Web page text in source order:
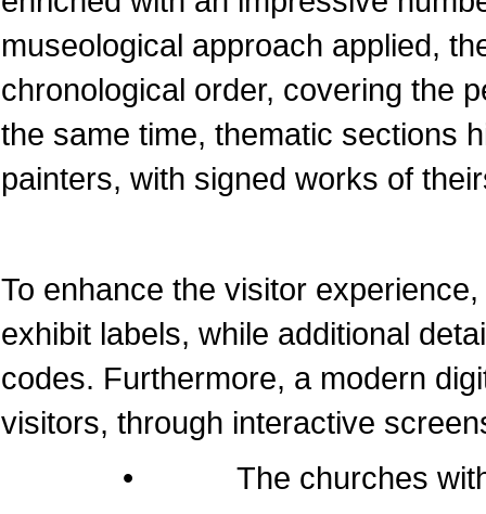
museological approach applied,
chronological order, covering the
the same time, thematic sections
painters, with signed works of
To enhance the visitor
exhibit labels, while additional
codes. Furthermore, a modern
visitors, through interactive
• The churches within